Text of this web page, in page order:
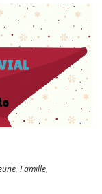
, Famille,